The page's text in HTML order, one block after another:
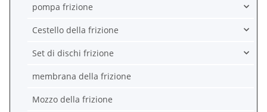
pompa frizione
Cestello della frizione
Set di dischi frizione
membrana della frizione
Mozzo della frizione